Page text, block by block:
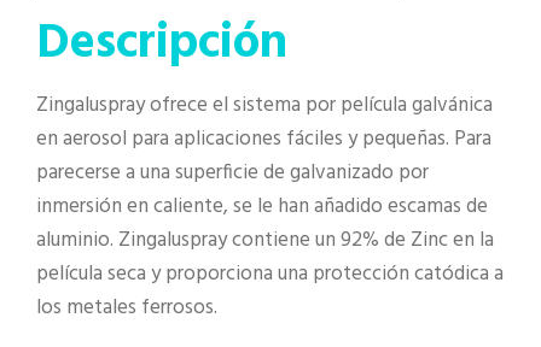
Descripción
Zingaluspray ofrece el sistema por película galvánica
en aerosol para aplicaciones fáciles y pequeñas. Para
parecerse a una superficie de galvanizado por
inmersión en caliente, se le han añadido escamas de
aluminio. Zingaluspray contiene un 92% de Zinc en la
película seca y proporciona una protección catódica a
los metales ferrosos.